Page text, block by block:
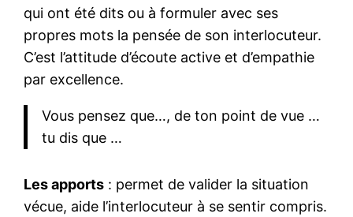
qui ont été dits ou à formuler avec ses
propres mots la pensée de son interlocuteur.
C’est l’attitude d’écoute active et d’empathie
par excellence.
Vous pensez que…, de ton point de vue …
tu dis que …
Les apports : permet de valider la situation
vécue, aide l’interlocuteur à se sentir compris.